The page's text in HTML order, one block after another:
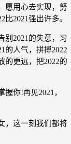
愿用心去实现，努
2021强出许多。
别2021的失意，习
的人气，拼搏2022
的更远，把2022的
你!再见2021，
，这一刻我们都将